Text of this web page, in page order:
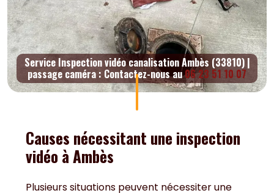
Service Inspection vidéo canalisation Ambès (33810) |
passage caméra : Contactez-nous au06 23 51 10 07
Causes nécessitant une inspection
vidéo à Ambès
Plusieurs situations peuvent nécessiter une